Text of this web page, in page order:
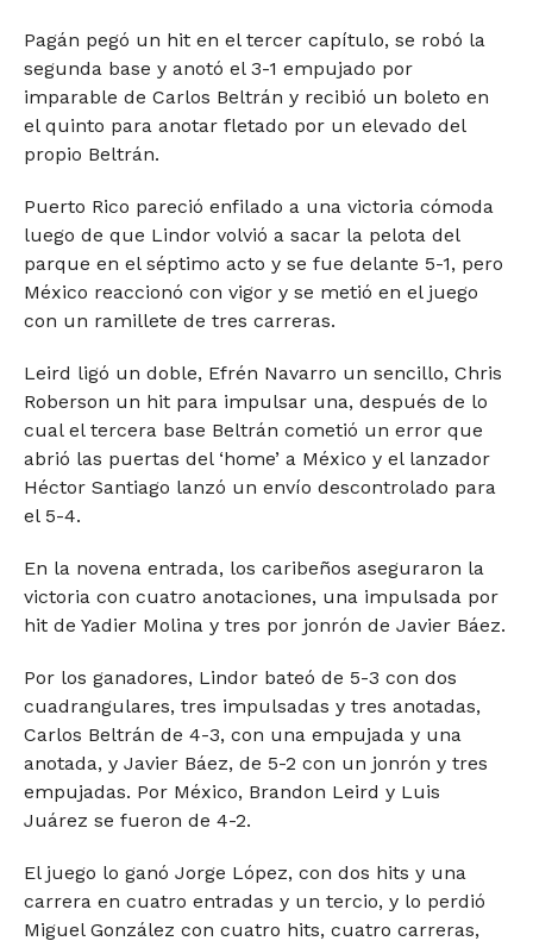
Pagán pegó un hit en el tercer capítulo, se robó la
segunda base y anotó el 3-1 empujado por
imparable de Carlos Beltrán y recibió un boleto en
el quinto para anotar fletado por un elevado del
propio Beltrán.
Puerto Rico pareció enfilado a una victoria cómoda
luego de que Lindor volvió a sacar la pelota del
parque en el séptimo acto y se fue delante 5-1, pero
México reaccionó con vigor y se metió en el juego
con un ramillete de tres carreras.
Leird ligó un doble, Efrén Navarro un sencillo, Chris
Roberson un hit para impulsar una, después de lo
cual el tercera base Beltrán cometió un error que
abrió las puertas del ‘home’ a México y el lanzador
Héctor Santiago lanzó un envío descontrolado para
el 5-4.
En la novena entrada, los caribeños aseguraron la
victoria con cuatro anotaciones, una impulsada por
hit de Yadier Molina y tres por jonrón de Javier Báez.
Por los ganadores, Lindor bateó de 5-3 con dos
cuadrangulares, tres impulsadas y tres anotadas,
Carlos Beltrán de 4-3, con una empujada y una
anotada, y Javier Báez, de 5-2 con un jonrón y tres
empujadas. Por México, Brandon Leird y Luis
Juárez se fueron de 4-2.
El juego lo ganó Jorge López, con dos hits y una
carrera en cuatro entradas y un tercio, y lo perdió
Miguel González con cuatro hits, cuatro carreras,